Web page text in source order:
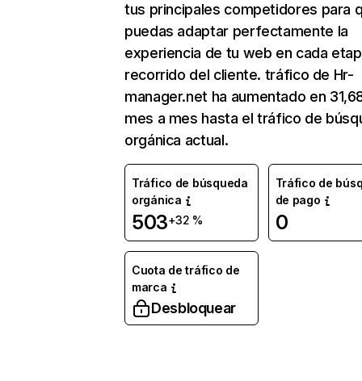
tus principales competidores para
puedas adaptar perfectamente la
experiencia de tu web en cada
recorrido del cliente. tráfico de Hr-
manager.net ha aumentado en
mes a mes hasta el tráfico de
orgánica actual.
Tráfico de búsqueda
orgánica
503+32 %
Tráfico de
de pago
0
Cuota de tráfico de
marca
Desbloquear